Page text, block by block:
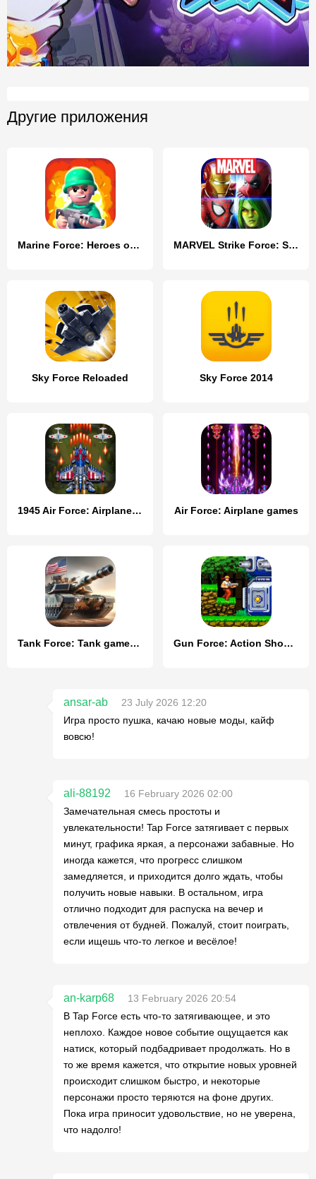
Другие приложения
Marine Force: Heroes of War MARVEL Strike Force: Squad RPG
Sky Force Reloaded Sky Force 2014
1945 Air Force: Airplane games Air Force: Airplane games
Tank Force: Tank games blitz Gun Force: Action Shooting
ansar-ab
23 July 2026 12:20
Игра просто пушка, качаю новые моды, кайф
вовсю!
ali-88192
16 February 2026 02:00
Замечательная смесь простоты и
увлекательности! Tap Force затягивает с первых
минут, графика яркая, а персонажи забавные. Но
иногда кажется, что прогресс слишком
замедляется, и приходится долго ждать, чтобы
получить новые навыки. В остальном, игра
отлично подходит для распуска на вечер и
отвлечения от будней. Пожалуй, стоит поиграть,
если ищешь что-то легкое и весёлое!
an-karp68
13 February 2026 20:54
В Tap Force есть что-то затягивающее, и это
неплохо. Каждое новое событие ощущается как
натиск, который подбадривает продолжать. Но в
то же время кажется, что открытие новых уровней
происходит слишком быстро, и некоторые
персонажи просто теряются на фоне других.
Пока игра приносит удовольствие, но не уверена,
что надолго!